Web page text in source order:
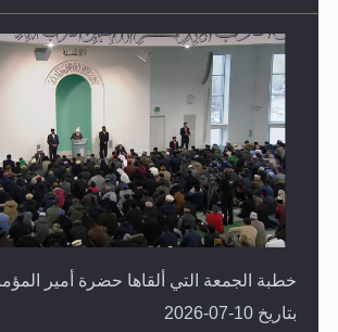
خطبة الجمعة التي ألقاها حضرة أمير
بتاريخ 10-07-2026